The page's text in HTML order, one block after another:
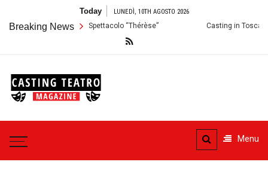
content
Today LUNEDÌ, 10TH AGOSTO 2026
Breaking News
Audizioni per lo Spettacolo “Thérèse” Casting in Toscana:
teatrali
Menu